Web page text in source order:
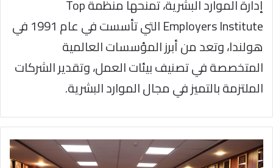
إدارة الموارد البشرية، تمنحها منظمة Top
Employers Institute التي تأسست في عام 1991 في
هولندا، وتعد من أبرز المؤسسات العالمية
المتخصصة في تصنيف بيئات العمل، وتقدير الشركات
الملتزمة بالتميز في مجال الموارد البشرية.
الحاج
توفيق